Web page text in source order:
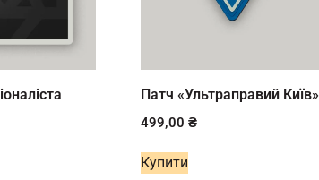
Патч «Ультраправий Київ»
499,00 ₴
Купити